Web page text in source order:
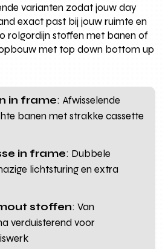
varianten zodat jouw day
exact past bij jouw ruimte en
rolgordijn stoffen met banen of
met top down bottom up
in frame: Afwisselende
banen met strakke cassette
in frame: Dubbele
lichtsturing en extra
stoffen: Van
verduisterend voor